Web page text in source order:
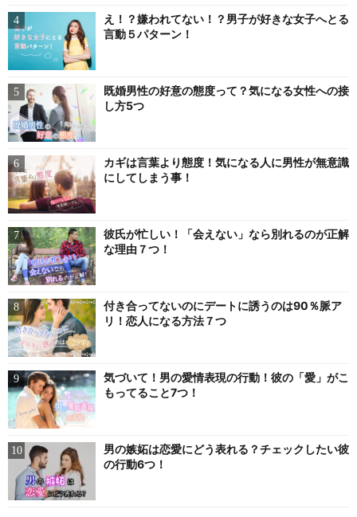
え！？嫌われてない！？男子が好きな女子へとる
言動５パターン！
既婚男性の好意の態度って？気になる女性への接
し方5つ
カギは言葉より態度！気になる人に男性が無意識
にしてしまう事！
彼氏が忙しい！「会えない」なら別れるのが正解
な理由７つ！
付き合ってないのにデートに誘うのは90％脈ア
リ！恋人になる方法７つ
気づいて！男の愛情表現の行動！彼の「愛」がこ
もってること7つ！
男の嫉妬は恋愛にどう表れる？チェックしたい彼
の行動6つ！